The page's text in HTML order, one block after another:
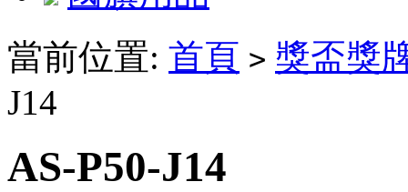
當前位置: 首頁 > 獎盃獎
J14
AS-P50-J14